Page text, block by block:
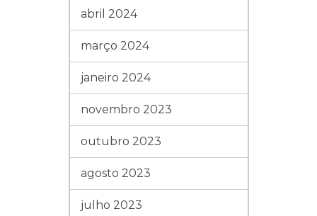
abril 2024
março 2024
janeiro 2024
novembro 2023
outubro 2023
agosto 2023
julho 2023